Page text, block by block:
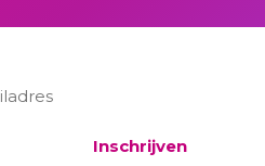
Inschrijven